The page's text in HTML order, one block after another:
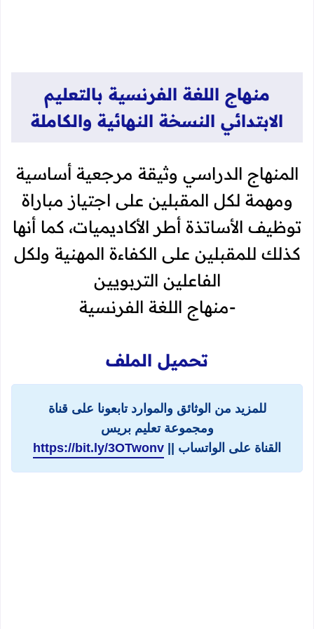
منهاج اللغة الفرنسية بالتعليم
الابتدائي النسخة النهائية والكاملة
المنهاج الدراسي وثيقة مرجعية أساسية
ومهمة لكل المقبلين على اجتياز مباراة
توظيف الأساتذة أطر الأكاديميات، كما أنها
كذلك للمقبلين على الكفاءة المهنية ولكل
الفاعلين التربويين
-منهاج اللغة الفرنسية
تحميل الملف
للمزيد من الوثائق والموارد تابعونا على قناة
ومجموعة تعليم بريس
القناة على الواتساب || https://bit.ly/3OTwonv